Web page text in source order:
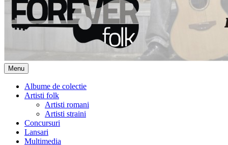
Menu Skip
to
content
Albume de colectie
Artisti folk
Artisti romani
Artisti straini
Concursuri
Lansari
Multimedia